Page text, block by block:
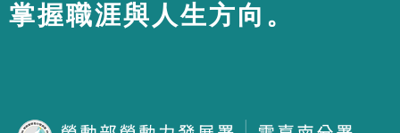
掌握職涯與人生方向。